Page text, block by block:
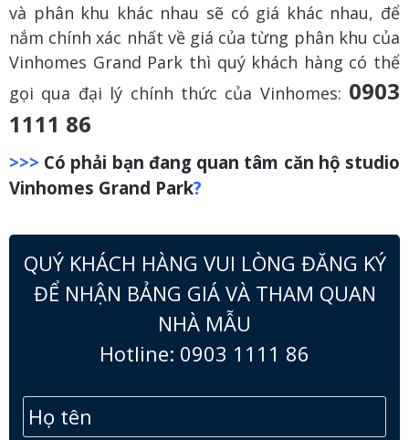
và phân khu khác nhau sẽ có giá khác nhau, để
nắm chính xác nhất về giá của từng phân khu của
Vinhomes Grand Park thì quý khách hàng có thể
gọi qua đại lý chính thức của Vinhomes: 0903
1111 86
>>> Có phải bạn đang quan tâm căn hộ studio
Vinhomes Grand Park?
QUÝ KHÁCH HÀNG VUI LÒNG ĐĂNG KÝ
ĐỂ NHẬN BẢNG GIÁ VÀ THAM QUAN
NHÀ MẪU
Hotline: 0903 1111 86